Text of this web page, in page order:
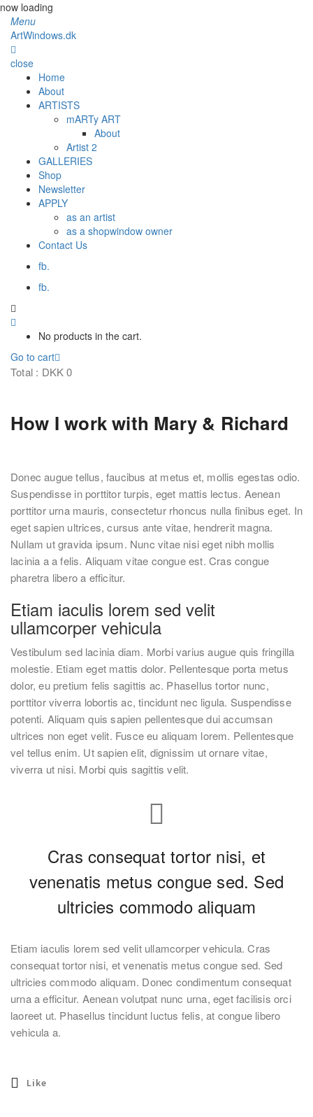
now loading
Menu
ArtWindows.dk
close
Home
About
ARTISTS
mARTy ART
About
Artist 2
GALLERIES
Shop
Newsletter
APPLY
as an artist
as a shopwindow owner
Contact Us
fb.
fb.
No products in the cart.
Go to cart
Total : DKK0
How I work with Mary & Richard
Donec augue tellus, faucibus at metus et, mollis egestas odio.
Suspendisse in porttitor turpis, eget mattis lectus. Aenean
porttitor urna mauris, consectetur rhoncus nulla finibus eget. In
eget sapien ultrices, cursus ante vitae, hendrerit magna.
Nullam ut gravida ipsum. Nunc vitae nisi eget nibh mollis
lacinia a a felis. Aliquam vitae congue est. Cras congue
pharetra libero a efficitur.
Etiam iaculis lorem sed velit
ullamcorper vehicula
Vestibulum sed lacinia diam. Morbi varius augue quis fringilla
molestie. Etiam eget mattis dolor. Pellentesque porta metus
dolor, eu pretium felis sagittis ac. Phasellus tortor nunc,
porttitor viverra lobortis ac, tincidunt nec ligula. Suspendisse
potenti. Aliquam quis sapien pellentesque dui accumsan
ultrices non eget velit. Fusce eu aliquam lorem. Pellentesque
vel tellus enim. Ut sapien elit, dignissim ut ornare vitae,
viverra ut nisi. Morbi quis sagittis velit.
Cras consequat tortor nisi, et
venenatis metus congue sed. Sed
ultricies commodo aliquam
Etiam iaculis lorem sed velit ullamcorper vehicula. Cras
consequat tortor nisi, et venenatis metus congue sed. Sed
ultricies commodo aliquam. Donec condimentum consequat
urna a efficitur. Aenean volutpat nunc urna, eget facilisis orci
laoreet ut. Phasellus tincidunt luctus felis, at congue libero
vehicula a.
Like